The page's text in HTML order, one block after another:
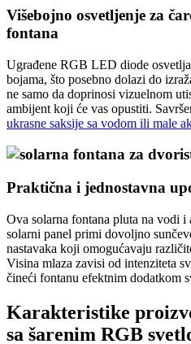
Višebojno osvetljenje za
fontana
Ugrađene RGB LED diode
bojama, što posebno dolazi do
ne samo da doprinosi vizuelnom
ambijent koji će vas opustiti.
ukrasne saksije sa vodom ili male
Praktična i jednostavna
Ova solarna fontana pluta na vodi
solarni panel primi dovoljno
nastavaka koji omogućavaju
Visina mlaza zavisi od intenziteta
čineći fontanu efektnim dodatkom
Karakteristike
sa šarenim RGB